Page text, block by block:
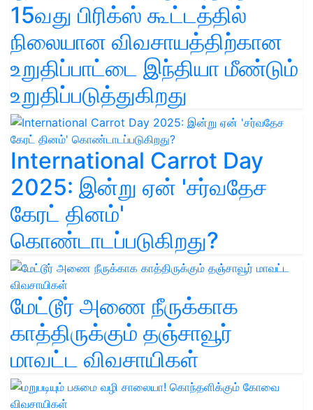
15வது பிரிக்ஸ் கூட்டத்தில்
நிலையான விவசாயத்திற்கான
உறுதிப்பாட்டை இந்தியா மீண்டும்
உறுதிப்படுத்துகிறது
International Carrot Day
2025: இன்று ஏன் 'சர்வதேச
கேரட் தினம்'
கொண்டாடப்படுகிறது?
மேட்டூர் அணை நீருக்காக
காத்திருக்கும் தஞ்சாவூர்
மாவட்ட விவசாயிகள்